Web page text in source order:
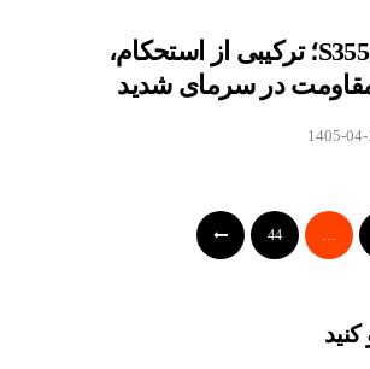
ورق فولادی S355J2؛ ترکیبی از استحکام،
در سرمای شدید
1405-04-
…
44